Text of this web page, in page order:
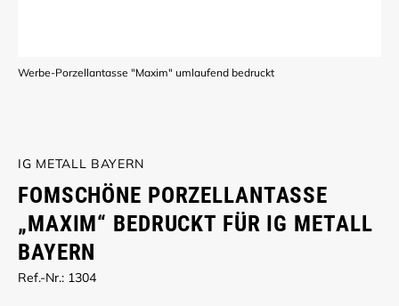
Werbe-Porzellantasse "Maxim" umlaufend bedruckt
IG METALL BAYERN
FOMSCHÖNE PORZELLANTASSE
„MAXIM“ BEDRUCKT FÜR IG METALL
BAYERN
Ref.-Nr.: 1304